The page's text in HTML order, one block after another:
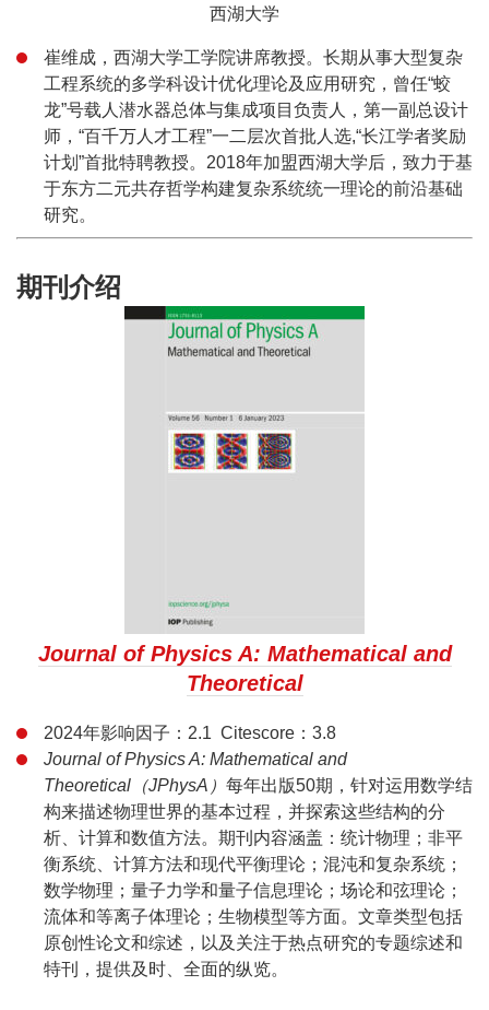
西湖大学
崔维成，西湖大学工学院讲席教授。长期从事大型复杂
工程系统的多学科设计优化理论及应用研究，曾任“蛟
龙”号载人潜水器总体与集成项目负责人，第一副总设计
师，“百千万人才工程”一二层次首批人选,“长江学者奖励
计划”首批特聘教授。2018年加盟西湖大学后，致力于基
于东方二元共存哲学构建复杂系统统一理论的前沿基础
研究。
期刊介绍
Journal of Physics A: Mathematical and
Theoretical
2024年影响因子：2.1 Citescore：3.8
Journal of Physics A: Mathematical and
Theoretical（JPhysA） 每年出版50期，针对运用数学结
构来描述物理世界的基本过程，并探索这些结构的分
析、计算和数值方法。期刊内容涵盖：统计物理；非平
衡系统、计算方法和现代平衡理论；混沌和复杂系统；
数学物理；量子力学和量子信息理论；场论和弦理论；
流体和等离子体理论；生物模型等方面。文章类型包括
原创性论文和综述，以及关注于热点研究的专题综述和
特刊，提供及时、全面的纵览。